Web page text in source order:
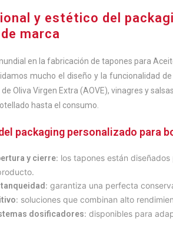
y estético del
marca
en la fabricación de tapones para
mucho el diseño y la funcionalidad
Oliva Virgen Extra (AOVE), vinagres y
hasta el consumo.
packaging personalizado para
y cierre: los tapones están
: garantiza una perfecta
: soluciones que combinan alto
dosificadores: disponibles para